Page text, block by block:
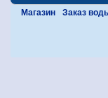
Магазин
Заказ